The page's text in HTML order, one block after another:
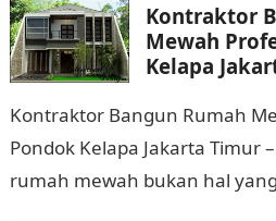
Kontraktor
Mewah
Kelapa
Kontraktor Bangun Rumah
Pondok Kelapa Jakarta Timur
rumah mewah bukan hal